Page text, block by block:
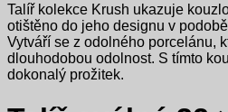
Talíř kolekce Krush ukazuje
otištěno do jeho designu v
Vytváří se z odolného porcelánu,
dlouhodobou odolnost. S tímto
dokonalý prožitek.